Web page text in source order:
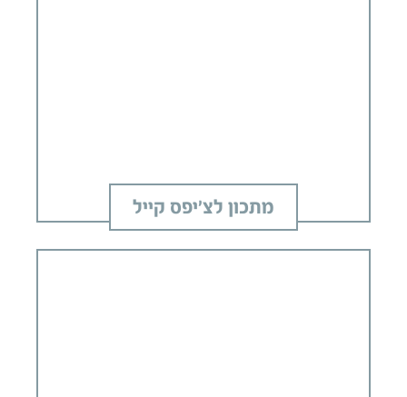
מתכון לצ'יפס קייל